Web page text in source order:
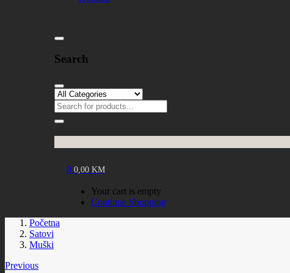
Search
0 0,00KM
Your cart is empty
Continue Shopping
Početna
Satovi
Muški
Previous